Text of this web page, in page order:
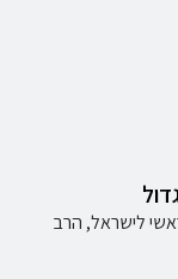
לישראל, הרב